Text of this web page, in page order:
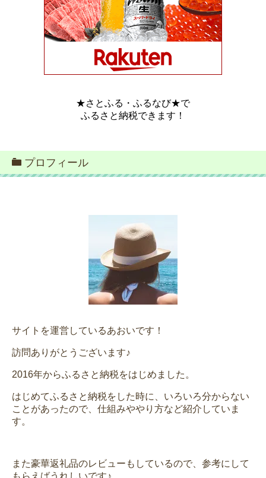
★さとふる・ふるなび★で
ふるさと納税できます！
プロフィール
サイトを運営しているあおいです！
訪問ありがとうございます♪
2016年からふるさと納税をはじめました。
はじめてふるさと納税をした時に、いろいろ分からない
ことがあったので、仕組みややり方など紹介していま
す。
また豪華返礼品のレビューもしているので、参考にして